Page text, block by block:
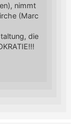
nimmt
(Marc
die